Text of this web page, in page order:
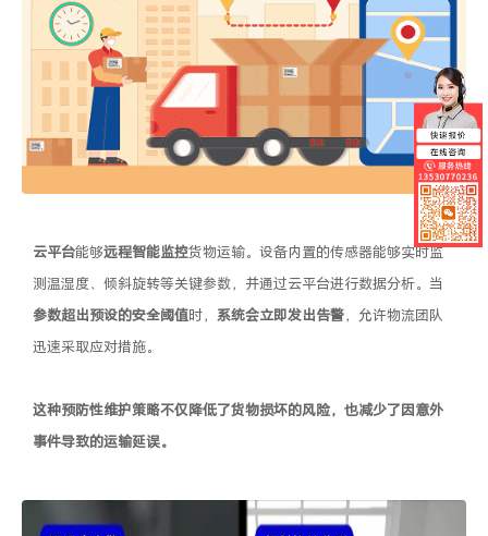
云平台能够远程智能监控货物运输。设备内置的传感器能够实时监
测温湿度、倾斜旋转等关键参数，并通过云平台进行数据分析。当
参数超出预设的安全阈值时， 系统会立即发出告警，允许物流团队
迅速采取应对措施。
这种预防性维护策略不仅降低了货物损坏的风险，也减少了因意外
事件导致的运输延误。